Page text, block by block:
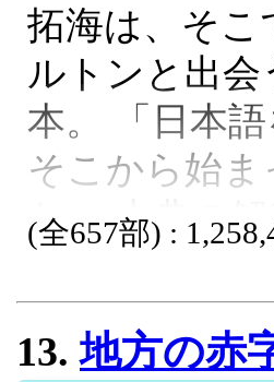
拓海は、そ
ルトンと出
本。 「日本
そこから始
た。 古典の
る。 寄宿学
生へ。 何度
(全657部) :
13.地方の赤字